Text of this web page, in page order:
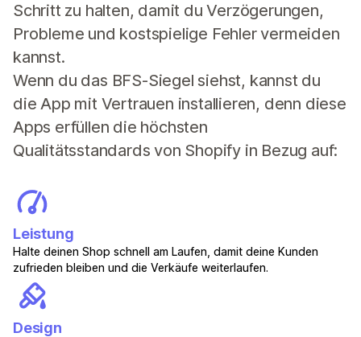
Schritt zu halten, damit du Verzögerungen,
Probleme und kostspielige Fehler vermeiden
kannst.
Wenn du das BFS-Siegel siehst, kannst du
die App mit Vertrauen installieren, denn diese
Apps erfüllen die höchsten
Qualitätsstandards von Shopify in Bezug auf:
Leistung
Halte deinen Shop schnell am Laufen, damit deine Kunden
zufrieden bleiben und die Verkäufe weiterlaufen.
Design